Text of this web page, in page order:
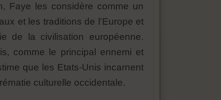
Faye les considère comme un
et les traditions de l'Europe et
de la civilisation européenne.
comme le principal ennemi et
que les Etats-Unis incarnent
culturelle occidentale.